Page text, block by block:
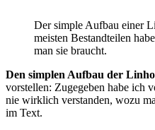
Der simple Aufbau einer
meisten Bestandteilen
man sie braucht.
Den simplen Aufbau der
vorstellen: Zugegeben habe ich
nie wirklich verstanden, wozu
im Text.